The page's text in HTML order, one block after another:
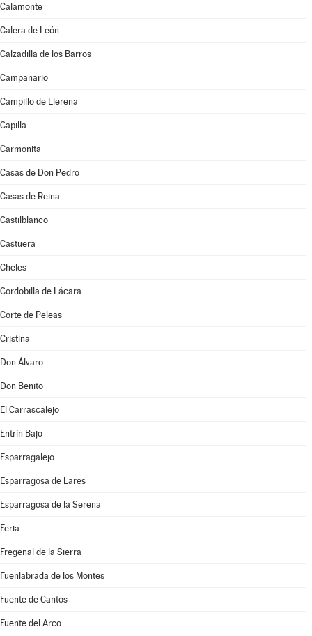
Calamonte
Calera de León
Calzadilla de los Barros
Campanario
Campillo de Llerena
Capilla
Carmonita
Casas de Don Pedro
Casas de Reina
Castilblanco
Castuera
Cheles
Cordobilla de Lácara
Corte de Peleas
Cristina
Don Álvaro
Don Benito
El Carrascalejo
Entrín Bajo
Esparragalejo
Esparragosa de Lares
Esparragosa de la Serena
Feria
Fregenal de la Sierra
Fuenlabrada de los Montes
Fuente de Cantos
Fuente del Arco